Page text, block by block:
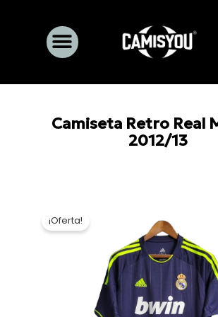
contenido
Camiseta Retro Real
2012/13
¡Oferta!